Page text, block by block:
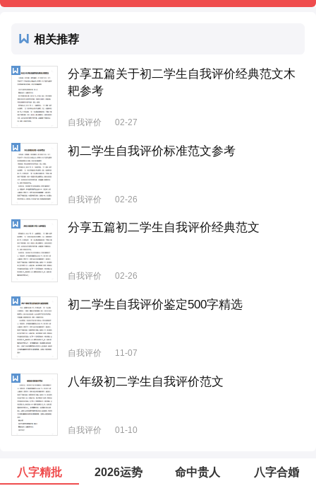
相关推荐
分享五篇关于初二学生自我评价经典范文木
耙参考
自我评价 02-27
初二学生自我评价标准范文参考
自我评价 02-26
分享五篇初二学生自我评价经典范文
自我评价 02-26
初二学生自我评价鉴定500字精选
自我评价 11-07
八年级初二学生自我评价范文
自我评价 01-10
八字精批 2026运势 命中贵人 八字合婚